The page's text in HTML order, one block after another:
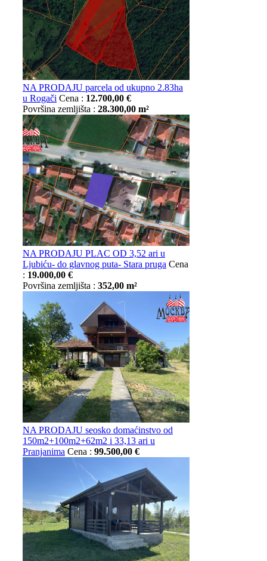
NA PRODAJU parcela od ukupno 2.83ha
u Rogači Cena : 12.700,00 €
Površina zemljišta : 28.300,00 m²
NA PRODAJU PLAC OD 3,52 ari u
Ljubiću- do glavnog puta- Stara pruga Cena
: 19.000,00 €
Površina zemljišta : 352,00 m²
NA PRODAJU seosko domaćinstvo od
150m2+100m2+62m2 i 33,13 ari u
Pranjanima Cena : 99.500,00 €